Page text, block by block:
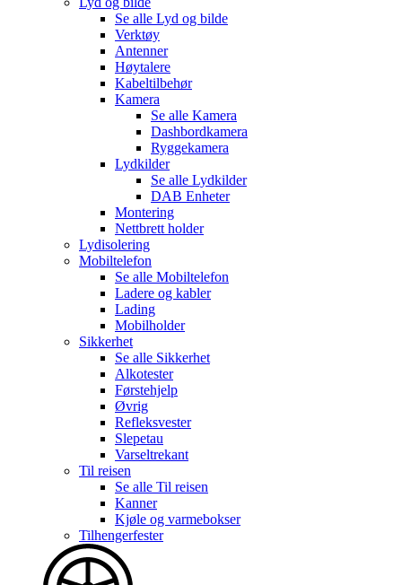
Se alle Lyd og bilde
Verktøy
Antenner
Høytalere
Kabeltilbehør
Kamera
Se alle Kamera
Dashbordkamera
Ryggekamera
Lydkilder
Se alle Lydkilder
DAB Enheter
Montering
Nettbrett holder
Lydisolering
Mobiltelefon
Se alle Mobiltelefon
Ladere og kabler
Lading
Mobilholder
Sikkerhet
Se alle Sikkerhet
Alkotester
Førstehjelp
Øvrig
Refleksvester
Slepetau
Varseltrekant
Til reisen
Se alle Til reisen
Kanner
Kjøle og varmebokser
Tilhengerfester